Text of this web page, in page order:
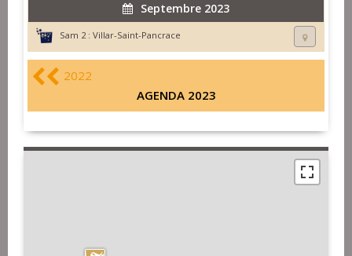
Septembre 2023
Sam 2 : Villar-Saint-Pancrace
2022
AGENDA 2023